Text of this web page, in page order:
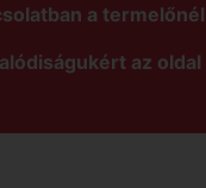
a
az oldal